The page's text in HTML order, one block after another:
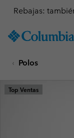
TO
SKIP
MAIN
NAV
Rebajas:
Polos
Top Ventas